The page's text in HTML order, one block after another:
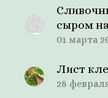
сыром
01 марта
Лист
28